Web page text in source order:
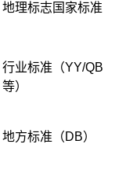
地理标志国家标准
行业标准（YY/QB
等）
地方标准（DB）